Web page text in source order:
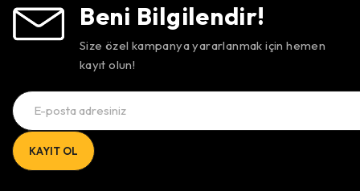
Beni Bilgilendir!
Size özel kampanya yararlanmak için hemen
kayıt olun!